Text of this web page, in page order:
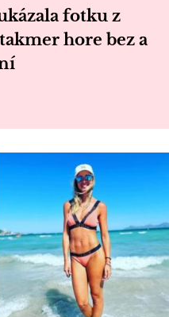
fotku z
hore bez a